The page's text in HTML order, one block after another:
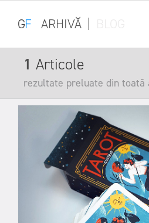
GF ARHIVĂ
1 Articole
rezultate preluate din toată